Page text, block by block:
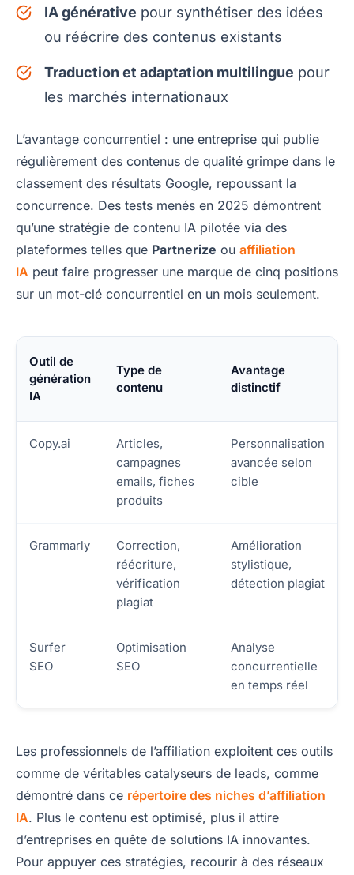
IA générative pour synthétiser des idées
ou réécrire des contenus existants
Traduction et adaptation multilingue pour
les marchés internationaux
L’avantage concurrentiel : une entreprise qui publie
régulièrement des contenus de qualité grimpe dans le
classement des résultats Google, repoussant la
concurrence. Des tests menés en 2025 démontrent
qu’une stratégie de contenu IA pilotée via des
plateformes telles que Partnerize ou affiliation
IA peut faire progresser une marque de cinq positions
sur un mot-clé concurrentiel en un mois seulement.
Outil de
génération
IA
Type de
contenu
Avantage
distinctif
Copy.ai
Articles,
campagnes
emails, fiches
produits
Personnalisation
avancée selon
cible
Grammarly
Correction,
réécriture,
vérification
plagiat
Amélioration
stylistique,
détection plagiat
Surfer
SEO
Optimisation
SEO
Analyse
concurrentielle
en temps réel
Les professionnels de l’affiliation exploitent ces outils
comme de véritables catalyseurs de leads, comme
démontré dans ce répertoire des niches d’affiliation
IA. Plus le contenu est optimisé, plus il attire
d’entreprises en quête de solutions IA innovantes.
Pour appuyer ces stratégies, recourir à des réseaux